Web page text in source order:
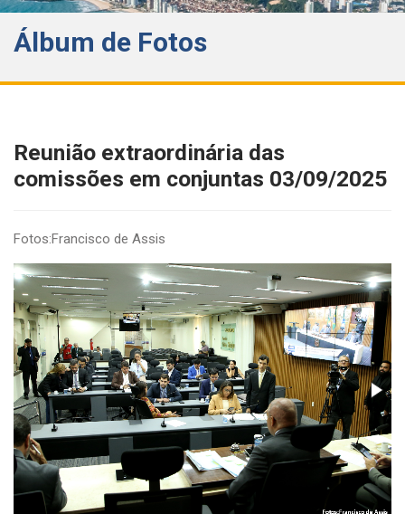
Álbum de Fotos
Reunião extraordinária das
comissões em conjuntas 03/09/2025
Fotos:Francisco de Assis